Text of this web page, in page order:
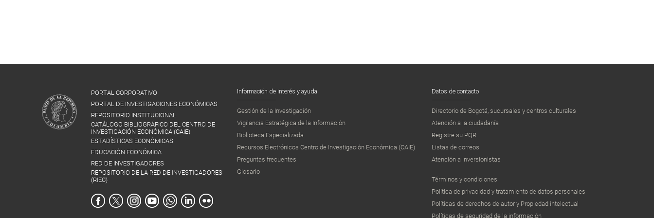
PORTAL CORPORATIVO
PORTAL DE INVESTIGACIONES ECONÓMICAS
REPOSITORIO INSTITUCIONAL
CATÁLOGO BIBLIOGRÁFICO DEL CENTRO DE
INVESTIGACIÓN ECONÓMICA (CAIE)
ESTADÍSTICAS ECONÓMICAS
EDUCACIÓN ECONÓMICA
RED DE INVESTIGADORES
REPOSITORIO DE LA RED DE INVESTIGADORES
(RIEC)
Información de interés y ayuda
Gestión de la Investigación
Vigilancia Estratégica de la Información
Biblioteca Especializada
Recursos Electrónicos Centro de Investigación Económica (CAIE)
Preguntas frecuentes
Glosario
Datos de contacto
Directorio de Bogotá, sucursales y centros culturales
Atención a la ciudadanía
Registre su PQR
Listas de correos
Atención a inversionistas
Términos y condiciones
Política de privacidad y tratamiento de datos personales
Políticas de derechos de autor y Propiedad intelectual
Políticas de seguridad de la información